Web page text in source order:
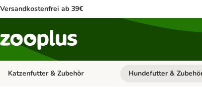
Versandkostenfrei ab 39€
Katzenfutter & Zubehör Kategorie-Menü öffnen:
Hundefutter &